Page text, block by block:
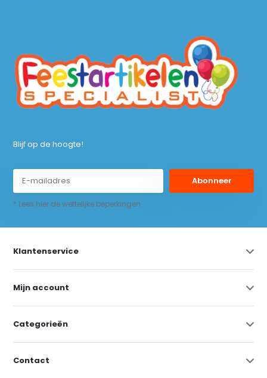
Blijf op de hoogte!
Abonneer
* Lees hier de wettelijke beperkingen
Klantenservice
Mijn account
Categorieën
Contact